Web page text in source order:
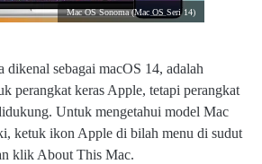
Mac OS Sonoma (Mac OS Seri 14)
dikenal sebagai macOS 14, adalah
perangkat keras Apple, tetapi perangkat
Untuk mengetahui model Mac
ketuk ikon Apple di bilah menu di sudut
klik About This Mac.